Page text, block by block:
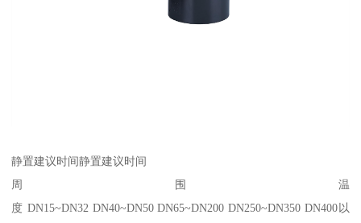
静置建议时间静置建议时间
周围温
度 DN15~DN32 DN40~DN50 DN65~DN200 DN250~DN350 DN400以